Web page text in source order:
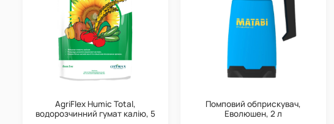
AgriFlex Humic Total,
водорозчинний гумат калію, 5
Помповий обприскувач,
Еволюшен, 2 л